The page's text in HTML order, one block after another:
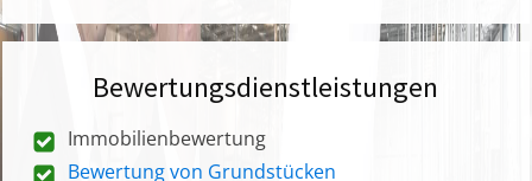
Bewertungsdienstleistungen
Immobilienbewertung
Bewertung von Grundstücken